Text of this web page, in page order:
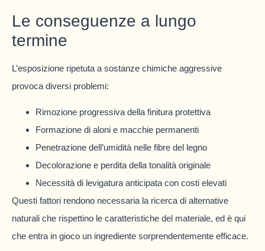
Le conseguenze a lungo
termine
L’esposizione ripetuta a sostanze chimiche aggressive
provoca diversi problemi:
Rimozione progressiva della finitura protettiva
Formazione di aloni e macchie permanenti
Penetrazione dell’umidità nelle fibre del legno
Decolorazione e perdita della tonalità originale
Necessità di levigatura anticipata con costi elevati
Questi fattori rendono necessaria la ricerca di alternative
naturali che rispettino le caratteristiche del materiale, ed è qui
che entra in gioco un ingrediente sorprendentemente efficace.